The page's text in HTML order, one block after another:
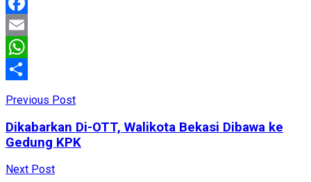
Facebook
Email
WhatsApp
Previous Post
Dikabarkan Di-OTT, Walikota Bekasi Dibawa ke
Gedung KPK
Next Post